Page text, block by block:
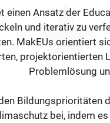
einen Ansatz der
und iterativ zu
MakEUs orientiert
projektorientierten
Problemlösung
Bildungsprioritäten
bei, indem